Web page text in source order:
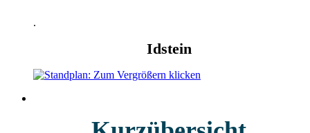
.
Idstein